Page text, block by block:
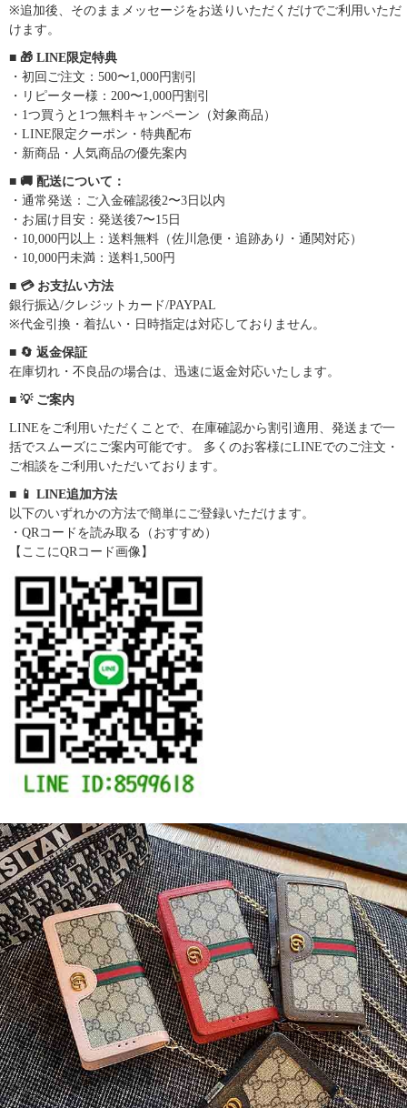
※追加後、そのままメッセージをお送りいただくだけでご利用いただ
けます。
■ 🎁 LINE限定特典
・初回ご注文：500〜1,000円割引
・リピーター様：200〜1,000円割引
・1つ買うと1つ無料キャンペーン（対象商品）
・LINE限定クーポン・特典配布
・新商品・人気商品の優先案内
■ 🚚 配送について：
・通常発送：ご入金確認後2〜3日以内
・お届け目安：発送後7〜15日
・10,000円以上：送料無料（佐川急便・追跡あり・通関対応）
・10,000円未満：送料1,500円
■ 💳 お支払い方法
銀行振込/クレジットカード/PAYPAL
※代金引換・着払い・日時指定は対応しておりません。
■ 🔄 返金保証
在庫切れ・不良品の場合は、迅速に返金対応いたします。
■ 💡 ご案内
LINEをご利用いただくことで、在庫確認から割引適用、発送まで一
括でスムーズにご案内可能です。 多くのお客様にLINEでのご注文・
ご相談をご利用いただいております。
■ 📱 LINE追加方法
以下のいずれかの方法で簡単にご登録いただけます。
・QRコードを読み取る（おすすめ）
【ここにQRコード画像】